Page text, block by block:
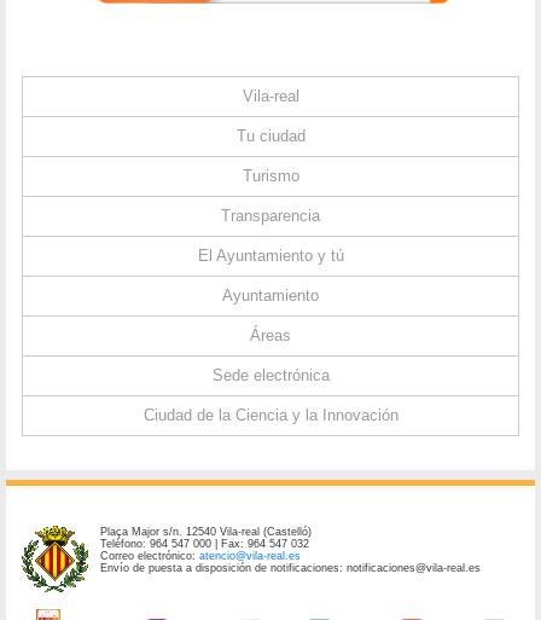
Vila-real
Tu ciudad
Turismo
Transparencia
El Ayuntamiento y tú
Ayuntamiento
Áreas
Sede electrónica
Ciudad de la Ciencia y la Innovación
Plaça Major s/n. 12540 Vila-real (Castelló)
Teléfono: 964 547 000 | Fax: 964 547 032
Correo electrónico:atencio@vila-real.es
Envío de puesta a disposición de notificaciones: notificaciones@vila-real.es